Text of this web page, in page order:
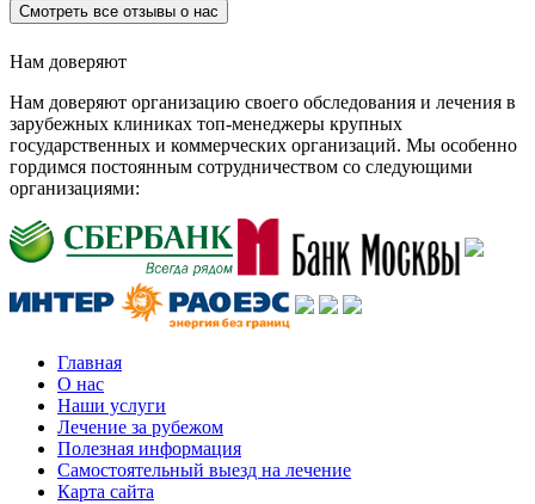
Смотреть все отзывы о нас
Нам доверяют
Нам доверяют организацию своего обследования и лечения в
зарубежных клиниках топ-менеджеры крупных
государственных и коммерческих организаций. Мы особенно
гордимся постоянным сотрудничеством со следующими
организациями:
Главная
О нас
Наши услуги
Лечение за рубежом
Полезная информация
Самостоятельный выезд на лечение
Карта сайта